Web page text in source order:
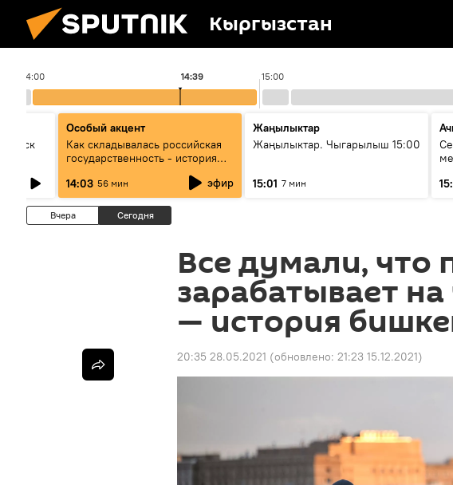
Кыргызстан
14:00 15:00
14:39
Особый акцент
Как складывалась российская
государственность - история
России и геополитика Евразии
глазами аналитиков
14:03 56 мин эфир
Жаңылыктар
Жаңылыктар. Чыгарылыш 15:00
15:01 7 мин
Вчера Сегодня
Все думали, что
зарабатывает
— история
20:35 28.05.2021 (обновлено: 21:23 15.12.2021)